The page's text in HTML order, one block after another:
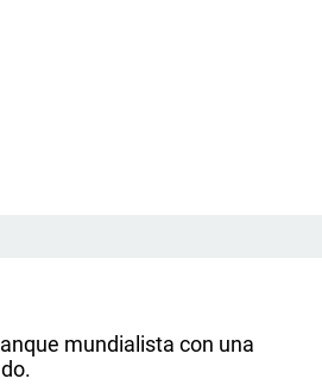
mundialista con una